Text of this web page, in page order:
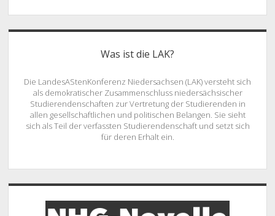
Was ist die LAK?
Die LandesAStenKonferenz Niedersachsen (LAK) versteht sich
als demokratischer Zusammenschluss niedersächsischer
Studierendenschaften zur Vertretung der Studierenden in
allen gesellschaftlichen und politischen Belangen. Sie sieht
sich als Teil der verfassten Studierendenschaft und setzt sich
für deren Erhalt ein.